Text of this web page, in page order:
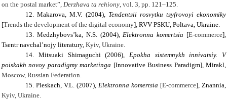
on the postal market”, Derzhava ta rehiony, vol. 3, pp. 121–125.
12.Makarova, M.V. (2004), Tendentsii rosvytku tsyfrovoyi ekonomiky
[Trends the development of the digital economy], RVV PSKU, Poltava, Ukraine.
13.Medzhybovs’ka, N.S. (2004),Elektronna komertsia [E-commerce],
Tsentr navchal’nojy literatury, Kyiv, Ukraine.
14. Mitsuaki Shimaguchi (2006), Epokha sistemnykh innivatsiy. V
poiskakh novoy paradigmy marketinga [Innovative Business Paradigm],Мirakl,
Moscow, Russian Federation.
15.Pleskach, V.L. (2007),Elektronna komertsia [E-commerce], Znannia,
Kyiv, Ukraine.